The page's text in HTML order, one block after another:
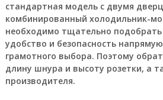
стандартная модель с двумя
комбинированный холодильник-
необходимо тщательно
удобство и безопасность
грамотного выбора. Поэтому
длину шнура и высоту розетки, а
производителя.